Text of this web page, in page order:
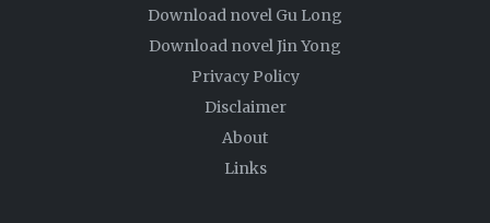
Download novel Gu Long
Download novel Jin Yong
Privacy Policy
Disclaimer
About
Links